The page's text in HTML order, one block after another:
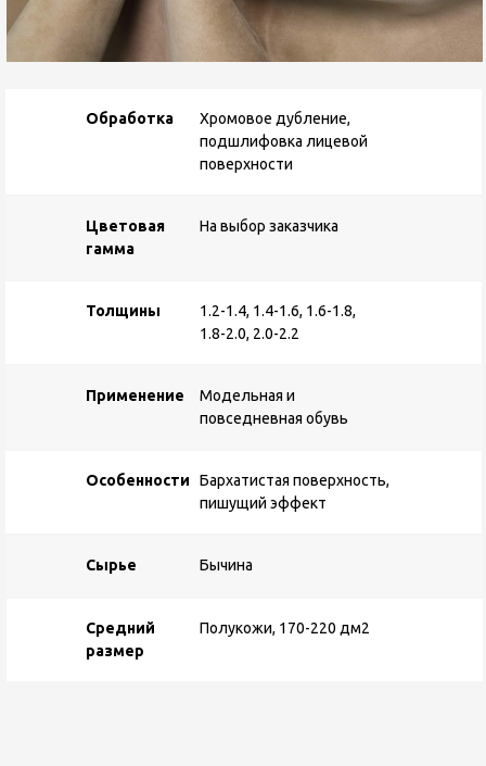
Обработка
Хромовое дубление,
подшлифовка лицевой
поверхности
Цветовая
гамма
На выбор заказчика
Толщины
1.2-1.4, 1.4-1.6, 1.6-1.8,
1.8-2.0, 2.0-2.2
Применение
Модельная и
повседневная обувь
Особенности
Бархатистая поверхность,
пишущий эффект
Сырье Бычина
Средний
размер
Полукожи, 170-220 дм2